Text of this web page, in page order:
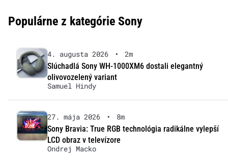
Populárne z kategórie Sony
4. augusta 2026 •
2m
Slúchadlá Sony WH-1000XM6 dostali elegantný
olivovozelený variant
Samuel Hindy
27. mája 2026 •
8m
Sony Bravia: True RGB technológia radikálne vylepší
LCD obraz v televízore
Ondrej Macko